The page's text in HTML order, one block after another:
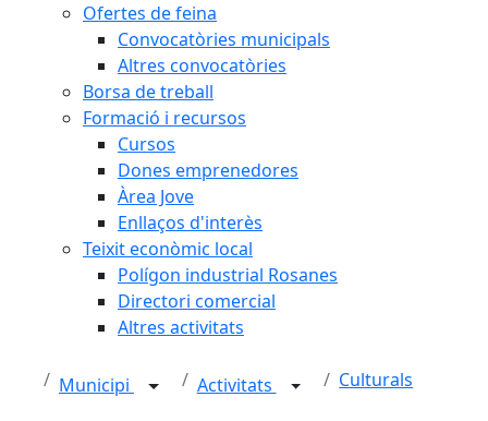
Ofertes de feina
Convocatòries municipals
Altres convocatòries
Borsa de treball
Formació i recursos
Cursos
Dones emprenedores
Àrea Jove
Enllaços d'interès
Teixit econòmic local
Polígon industrial Rosanes
Directori comercial
Altres activitats
Municipi Activitats Culturals